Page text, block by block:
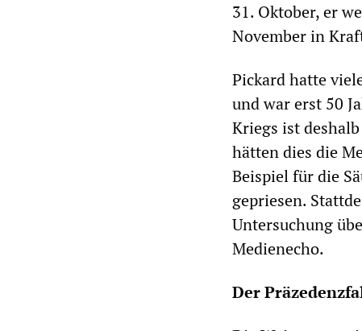
31. Oktober, er
November in
Pickard hatte
und war erst 50
Kriegs ist
hätten dies die
Beispiel für die
gepriesen.
Untersuchung
Medienecho.
Der